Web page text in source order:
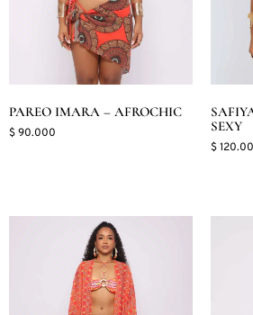
PAREO IMARA – AFROCHIC
$90.000
SEXY
$